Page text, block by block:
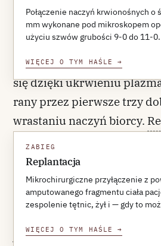
Połączenie naczyń krwionośnych o
mm wykonane pod mikroskopem
użyciu szwów grubości 9-0 do 11-0.
WIĘCEJ O TYM HAŚLE→
Należy odróżnić wolny
zbliżonych pojęć.
lub niepełnej grubości —
pasywną, pozbawioną
się dzięki ukrwieniu
rany przez pierwsze trzy
wrastaniu naczyń biorcy.
ZABIEG
Replantacja
Mikrochirurgiczne przyłączenie z
amputowanego fragmentu ciała
zespolenie tętnic, żył i — gdy to
WIĘCEJ O TYM HAŚLE→
oznacza przyłączenie z
amputowanego fragmentu
technicznie blisko
przeszczepem wolnego
jednak źródłem materiału,